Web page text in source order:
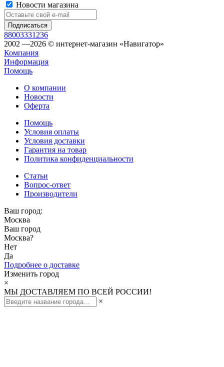
Новости магазина
88003331236
2002 —2026 © интернет-магазин «Навигатор»
Компания
Информация
Помощь
О компании
Новости
Оферта
Помощь
Условия оплаты
Условия доставки
Гарантия на товар
Политика конфиденциальности
Статьи
Вопрос-ответ
Производители
Ваш город:
Москва
Ваш город
Москва?
Нет
Да
Подробнее о доставке
Изменить город
×
МЫ ДОСТАВЛЯЕМ ПО ВСЕЙ РОССИИ!
×